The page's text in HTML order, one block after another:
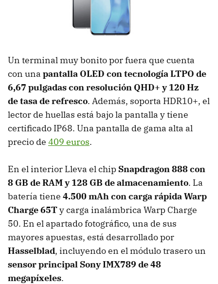
Un terminal muy bonito por fuera que cuenta
con una pantalla OLED con tecnología LTPO de
6,67 pulgadas con resolución QHD+ y 120 Hz
de tasa de refresco. Además, soporta HDR10+, el
lector de huellas está bajo la pantalla y tiene
certificado IP68. Una pantalla de gama alta al
precio de 409 euros.
En el interior Lleva el chip Snapdragon 888 con
8 GB de RAM y 128 GB de almacenamiento. La
batería tiene 4.500 mAh con carga rápida Warp
Charge 65Ty carga inalámbrica Warp Charge
50. En el apartado fotográfico, una de sus
mayores apuestas, está desarrollado por
Hasselblad, incluyendo en el módulo trasero un
sensor principal Sony IMX789 de 48
megapíxeles.